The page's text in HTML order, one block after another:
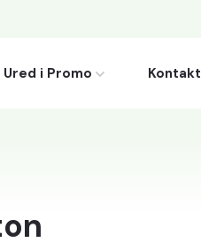
Ured i Promo Kontakt